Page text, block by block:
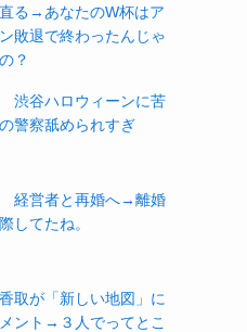
る→あなたのW杯はア
敗退で終わったんじゃ
？
渋谷ハロウィーンに苦
警察舐められすぎ
経営者と再婚へ→離婚
してたね。
取が「新しい地図」に
ント→３人でってとこ